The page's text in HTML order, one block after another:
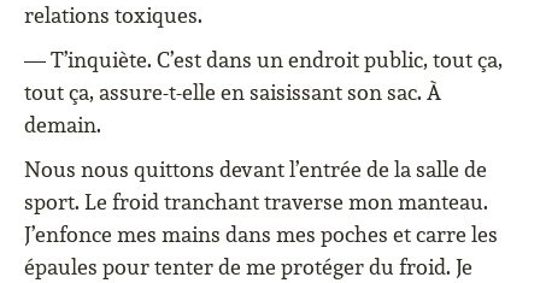
relations toxiques.
— T’inquiète. C’est dans un endroit public, tout ça,
tout ça, assure-t-elle en saisissant son sac. À
demain.
Nous nous quittons devant l’entrée de la salle de
sport. Le froid tranchant traverse mon manteau.
J’enfonce mes mains dans mes poches et carre les
épaules pour tenter de me protéger du froid. Je